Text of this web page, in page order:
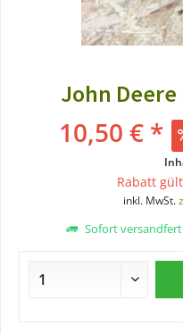
John Deere
10,50 € *
Rabatt
inkl. MwSt.
Sofort